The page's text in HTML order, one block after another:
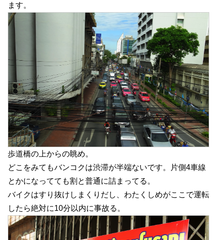
ます。
歩道橋の上からの眺め。
どこをみてもバンコクは渋滞が半端ないです。片側4車線
とかになってても割と普通に詰まってる。
バイクはすり抜けしまくりだし、わたくしめがここで運転
したら絶対に10分以内に事故る。